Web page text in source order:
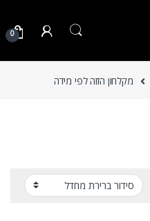
0
מקלחון הזזה לפי מידה